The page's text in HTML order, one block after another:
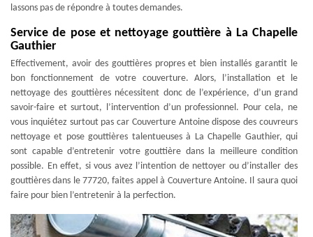
lassons pas de répondre à toutes demandes.
Service de pose et nettoyage gouttière à La Chapelle
Gauthier
Effectivement, avoir des gouttières propres et bien installés garantit le
bon fonctionnement de votre couverture. Alors, l’installation et le
nettoyage des gouttières nécessitent donc de l’expérience, d’un grand
savoir-faire et surtout, l’intervention d’un professionnel. Pour cela, ne
vous inquiétez surtout pas car Couverture Antoine dispose des couvreurs
nettoyage et pose gouttières talentueuses à La Chapelle Gauthier, qui
sont capable d’entretenir votre gouttière dans la meilleure condition
possible. En effet, si vous avez l’intention de nettoyer ou d’installer des
gouttières dans le 77720, faites appel à Couverture Antoine. Il saura quoi
faire pour bien l’entretenir à la perfection.